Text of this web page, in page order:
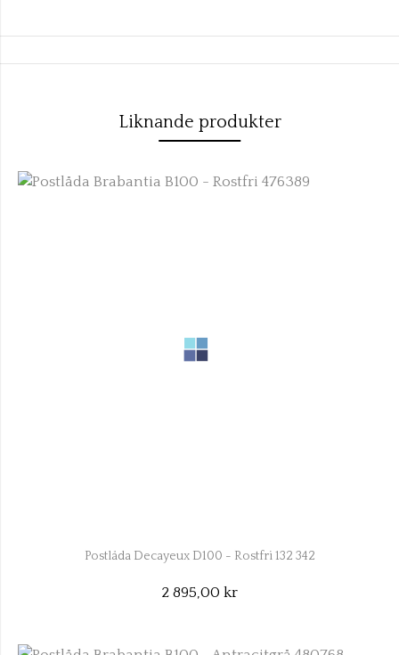
Liknande produkter
Postlåda Decayeux D100 - Rostfri 132 342
2 895,00 kr